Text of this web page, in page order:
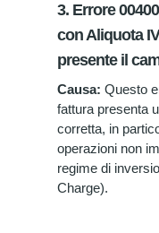
3. Errore
con Aliquota
presente il
Causa: Questo
fattura presenta
corretta, in
operazioni non
regime di
Charge).